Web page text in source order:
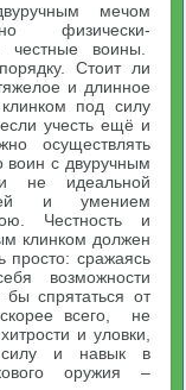
мечом
физически-
честные воины.
Стоит ли
и длинное
под силу
учесть ещё и
осуществлять
воин с двуручным
не идеальной
и умением
Честность и
клинком должен
просто: сражаясь
возможности
спрятаться от
всего, не
и уловки,
силу и навык в
оружия –